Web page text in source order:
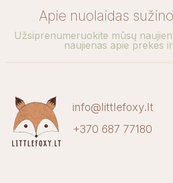
Apie nuolaidas
Užsiprenumeruokite mūsų
naujienas apie prekes
info@littlefoxy.lt
+370 687 77180